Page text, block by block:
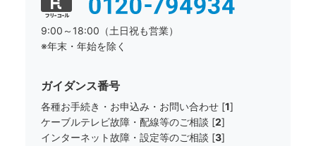
9:00～18:00（土日祝も営業）
※年末・年始を除く
ガイダンス番号
各種お手続き・お申込み・お問い合わせ [1]
ケーブルテレビ故障・配線等のご相談 [2]
インターネット故障・設定等のご相談 [3]